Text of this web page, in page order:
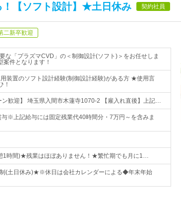
！【ソフト設計】★土日休み 契約社員
二新卒歓迎
な「プラズマCVD」の＜制御設計(ソフト)＞をお任せしま
件となります！
装置のソフト設計経験(制御設計経験)がある方 ★使用言
！
ン歓迎】 埼玉県入間市木蓮寺1070-2 【雇入れ直後】上記…
与※上記給与には固定残業代40時間分・7万円～を含みま
1時間)★残業はほぼありません！★繁忙期でも月に1…
(土日休み)★※休日は会社カレンダーによる◆年末年始